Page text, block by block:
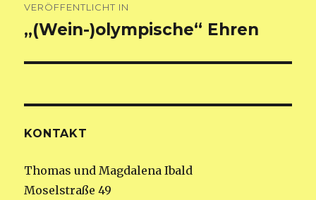
VERÖFFENTLICHT IN
„(Wein-)olympische“ Ehren
KONTAKT
Thomas und Magdalena Ibald
Moselstraße 49